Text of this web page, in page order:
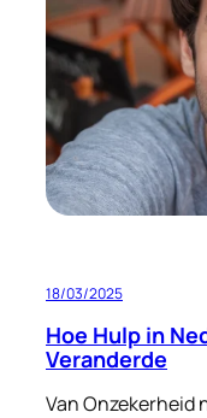
18/03/2025
Hoe Hulp in
Veranderde
Van Onzekerheid